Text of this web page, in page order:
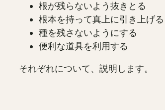
根が残らないよう抜きとる
根本を持って真上に引き上げる
種を残さないようにする
便利な道具を利用する
それぞれについて、説明します。